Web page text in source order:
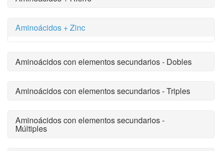
Aminoácidos + Zinc
Aminoácidos con elementos secundarios - Dobles
Aminoácidos con elementos secundarios - Triples
Aminoácidos con elementos secundarios -
Múltiples